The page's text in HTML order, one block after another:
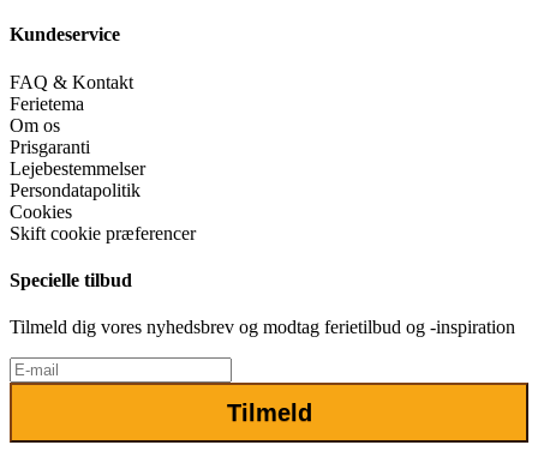
Kundeservice
FAQ & Kontakt
Ferietema
Om os
Prisgaranti
Lejebestemmelser
Persondatapolitik
Cookies
Skift cookie præferencer
Specielle tilbud
Tilmeld dig vores nyhedsbrev og modtag ferietilbud og -inspiration
Tilmeld